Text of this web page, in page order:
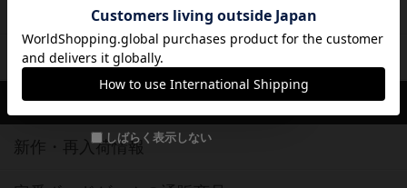
または
メールで会員登録
しばらく表示しない
ボードゲーム業界コラム
ボドゲーマご利用案内
ボードゲーム通販
新作・再入荷情報